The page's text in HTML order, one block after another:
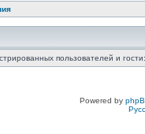
пользователей и
Powered by